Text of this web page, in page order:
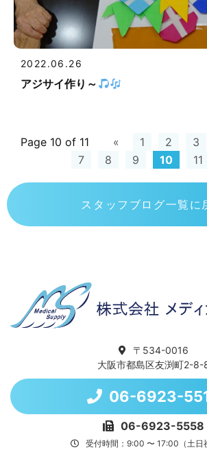
2022.06.26
アジサイ作り～
Page 10 of 11 « 1 2 3
7
8 9 10 11
スタッフブログ一覧に
〒534-0016
大阪市都島区友渕町2-8-
06-6923-
06-6923-5558
受付時間：9:00 〜 17:00（土日